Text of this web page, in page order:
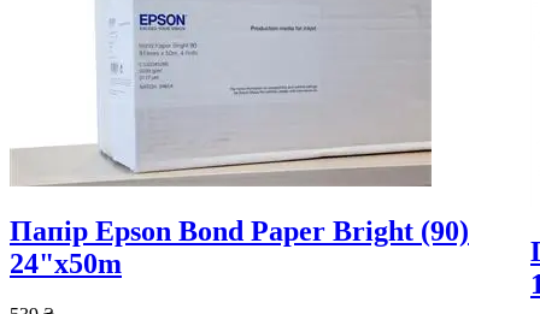
Папір Epson Bond Paper Bright (90)
24"x50m